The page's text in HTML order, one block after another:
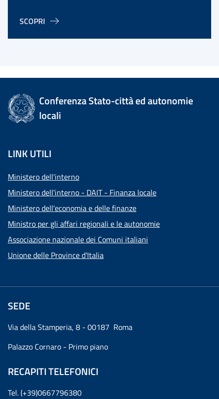
SCOPRI
Conferenza Stato-città ed autonomie
locali
LINK UTILI
Ministero dell'interno
Ministero dell'interno - DAIT - Finanza locale
Ministero dell'economia e delle finanze
Ministro per gli affari regionali e le autonomie
Associazione nazionale dei Comuni italiani
Unione delle Province d'Italia
SEDE
Via della Stamperia, 8 - 00187 Roma
Palazzo Cornaro - Primo piano
RECAPITI TELEFONICI
Tel. (+39)0667796380